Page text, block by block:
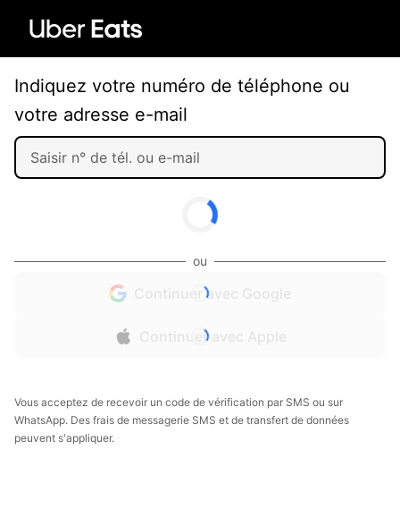
Indiquez votre numéro de téléphone ou
votre adresse e-mail
ou
Continuer avec Google
Continuer avec Apple
Vous acceptez de recevoir un code de vérification par SMS ou sur
WhatsApp. Des frais de messagerie SMS et de transfert de données
peuvent s'appliquer.